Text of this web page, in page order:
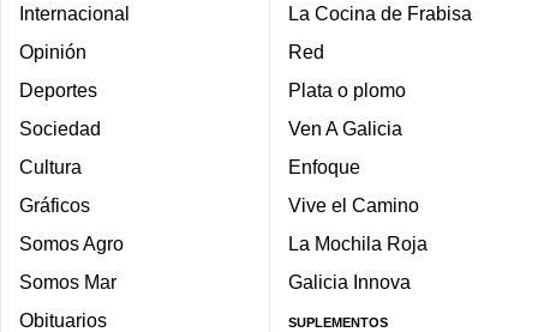
Internacional
Opinión
Deportes
Sociedad
Cultura
Gráficos
Somos Agro
Somos Mar
Obituarios
La Cocina de Frabisa
Red
Plata o plomo
Ven A Galicia
Enfoque
Vive el Camino
La Mochila Roja
Galicia Innova
SUPLEMENTOS